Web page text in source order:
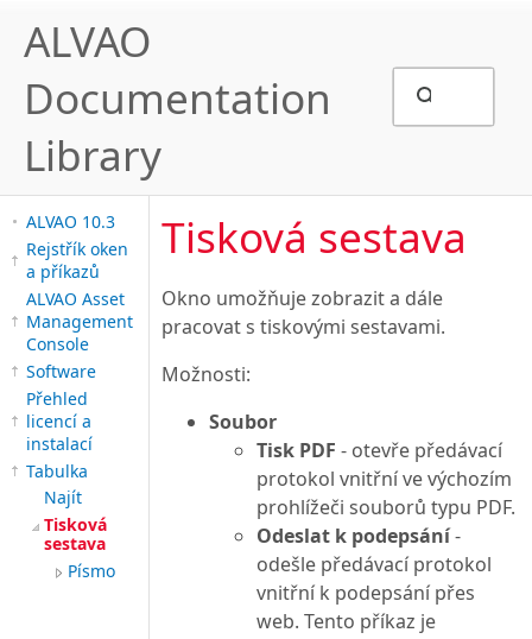
ALVAO
Documentation
Library
ALVAO 10.3
Rejstřík oken
a příkazů
ALVAO Asset
Management
Console
Software
Přehled
licencí a
instalací
Tabulka
Najít
Tisková
sestava
Písmo
Tisková sestava
Okno umožňuje zobrazit a dále
pracovat s tiskovými sestavami.
Možnosti:
Soubor
Tisk PDF - otevře předávací
protokol vnitřní ve výchozím
prohlížeči souborů typu PDF.
Odeslat k podepsání-
odešle předávací protokol
vnitřní k podepsání přes
web. Tento příkaz je